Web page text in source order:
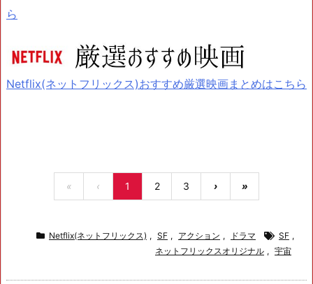
ら
Netflix(ネットフリックス)おすすめ厳選映画まとめはこちら
« ‹ 1 2 3 › »
Netflix(ネットフリックス) , SF , アクション , ドラマ SF ,
ネットフリックスオリジナル , 宇宙